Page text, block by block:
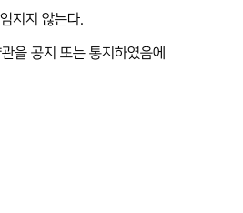
지지 않는다.
을 공지 또는 통지하였음에